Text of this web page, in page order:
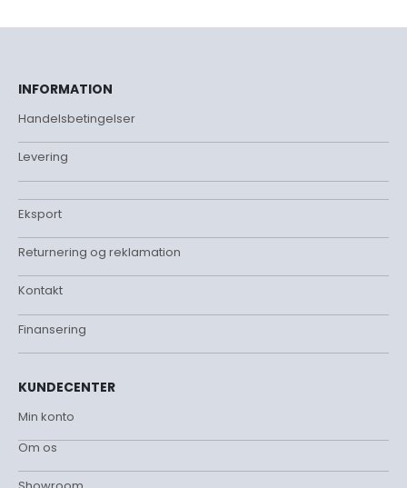
INFORMATION
Handelsbetingelser
Levering
Eksport
Returnering og reklamation
Kontakt
Finansering
KUNDECENTER
Min konto
Om os